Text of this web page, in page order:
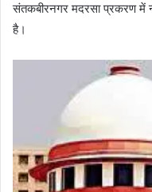
संतकबीरनगर मदरसा प्रकरण में
है।